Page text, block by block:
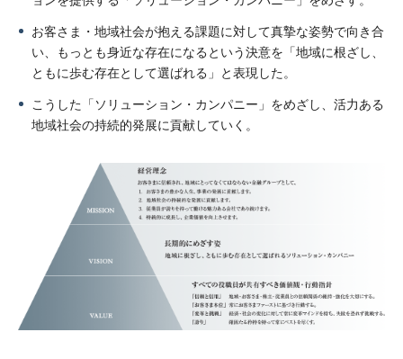
お客さま・地域社会が抱える課題に対して真摯な姿勢で向き合
い、もっとも身近な存在になるという決意を「地域に根ざし、
ともに歩む存在として選ばれる」と表現した。
こうした「ソリューション・カンパニー」をめざし、活力ある
地域社会の持続的発展に貢献していく。